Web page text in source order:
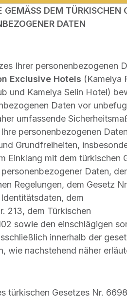
GEMÄSS DEM TÜRKISCHEN
DATEN
Ihrer personenbezogenen
Exclusive Hotels (Kamelya
und Kamelya Selin Hotel)
Daten vor
umfassende
personenbezogenen
Grundfreiheiten,
Einklang mit dem türkischen
Daten,
Regelungen, dem Gesetz
dem
213, dem Türkischen
sowie den einschlägigen
innerhalb der
wie nachstehend näher
türkischen Gesetzes Nr.